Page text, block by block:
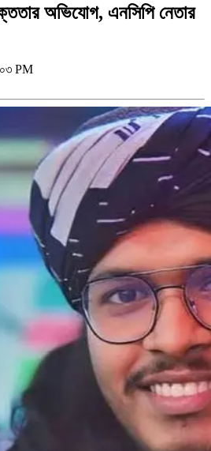
অভিযোগ, এনসিপি নেতার
PM